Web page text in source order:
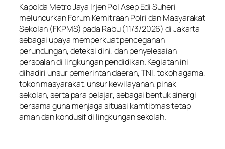
Kapolda Metro Jaya Irjen Pol Asep Edi Suheri
meluncurkan Forum Kemitraan Polri dan Masyarakat
Sekolah (FKPMS) pada Rabu (11/3/2026) di Jakarta
sebagai upaya memperkuat pencegahan
perundungan, deteksi dini, dan penyelesaian
persoalan di lingkungan pendidikan. Kegiatan ini
dihadiri unsur pemerintah daerah, TNI, tokoh agama,
tokoh masyarakat, unsur kewilayahan, pihak
sekolah, serta para pelajar, sebagai bentuk sinergi
bersama guna menjaga situasi kamtibmas tetap
aman dan kondusif di lingkungan sekolah.